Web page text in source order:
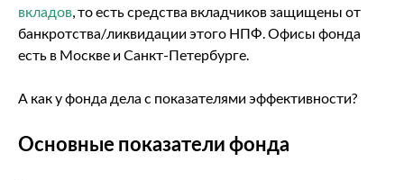
вкладов, то есть средства вкладчиков защищены от
банкротства/ликвидации этого НПФ. Офисы фонда
есть в Москве и Санкт-Петербурге.
А как у фонда дела с показателями эффективности?
Основные показатели фонда